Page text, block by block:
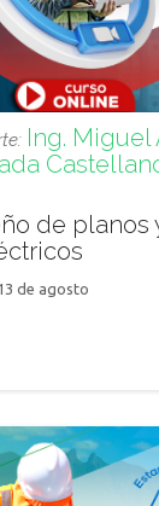
Ing. Miguel
de planos
de agosto